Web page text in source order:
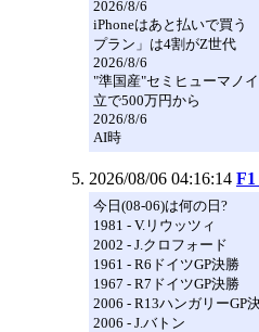
2026/8/6
iPhoneはあと払いで買う
プラン」は4割がZ世代
2026/8/6
"準国産"セミヒューマノ
立で500万円から
2026/8/6
AI時
2026/08/06 04:16:14 F1
今日(08-06)は何の日?
1981 - V.リウッツィ
2002 - J.クロフォード
1961 - R6ドイツGP決勝
1967 - R7ドイツGP決勝
2006 - R13ハンガリーGP
2006 - J.バトン